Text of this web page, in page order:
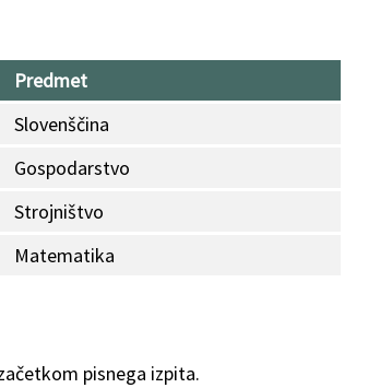
Predmet
Slovenščina
Gospodarstvo
Strojništvo
Matematika
pisnega izpita.